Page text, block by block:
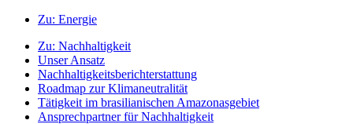
Zu: Energie
Zu: Nachhaltigkeit
Unser Ansatz
Nachhaltigkeitsberichterstattung
Roadmap zur Klimaneutralität
Tätigkeit im brasilianischen Amazonasgebiet
Ansprechpartner für Nachhaltigkeit